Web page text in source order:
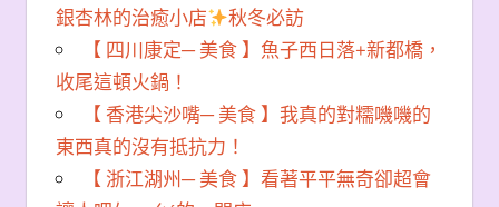
銀杏林的治癒小店
秋冬必訪
【 四川康定─ 美食 】魚子西日落+新都橋，
收尾這頓火鍋！
【 香港尖沙嘴─ 美食 】我真的對糯嘰嘰的
東西真的沒有抵抗力！
【 浙江湖州─ 美食 】看著平平無奇卻超會